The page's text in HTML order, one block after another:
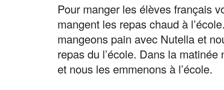
Pour manger les élèves français
mangent les repas chaud à
mangeons pain avec Nutella et
repas du l’école. Dans la
et nous les emmenons à l’école.